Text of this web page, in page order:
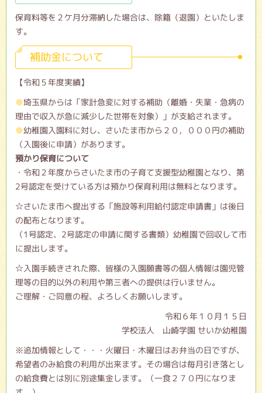
保育料等を２ケ月分滞納した場合は、除籍（退園）といたしま
す。
補助金について
【令和５年度実績】
埼玉県からは「家計急変に対する補助（離婚・失業・急病の
理由で収入が急に減少した世帯を対象）」が支給されます。
幼稚園入園料に対し、さいたま市から２０，０００円の補助
（入園後に申請）があります。
預かり保育について
・令和２年度からさいたま市の子育て支援型幼稚園となり、第
2号認定を受けている方は預かり保育利用は無料となります。
☆さいたま市へ提出する「施設等利用給付認定申請書」は後日
の配布となります。
（1号認定、2号認定の申請に関する書類）幼稚園で回収して市
に提出します。
☆入園手続きされた際、皆様の入園願書等の個人情報は園児管
理等の目的以外の利用や第三者への提供は行いません。
ご理解・ご同意の程、よろしくお願いします。
令和６年１０月１５日
学校法人 山崎学園 せいか幼稚園
※追加情報として・・・火曜日・木曜日はお弁当の日ですが、
希望者のみ給食の利用が出来ます。その場合は毎月引き落とし
の給食費とは別に別途集金します。（一食２７０円になりま